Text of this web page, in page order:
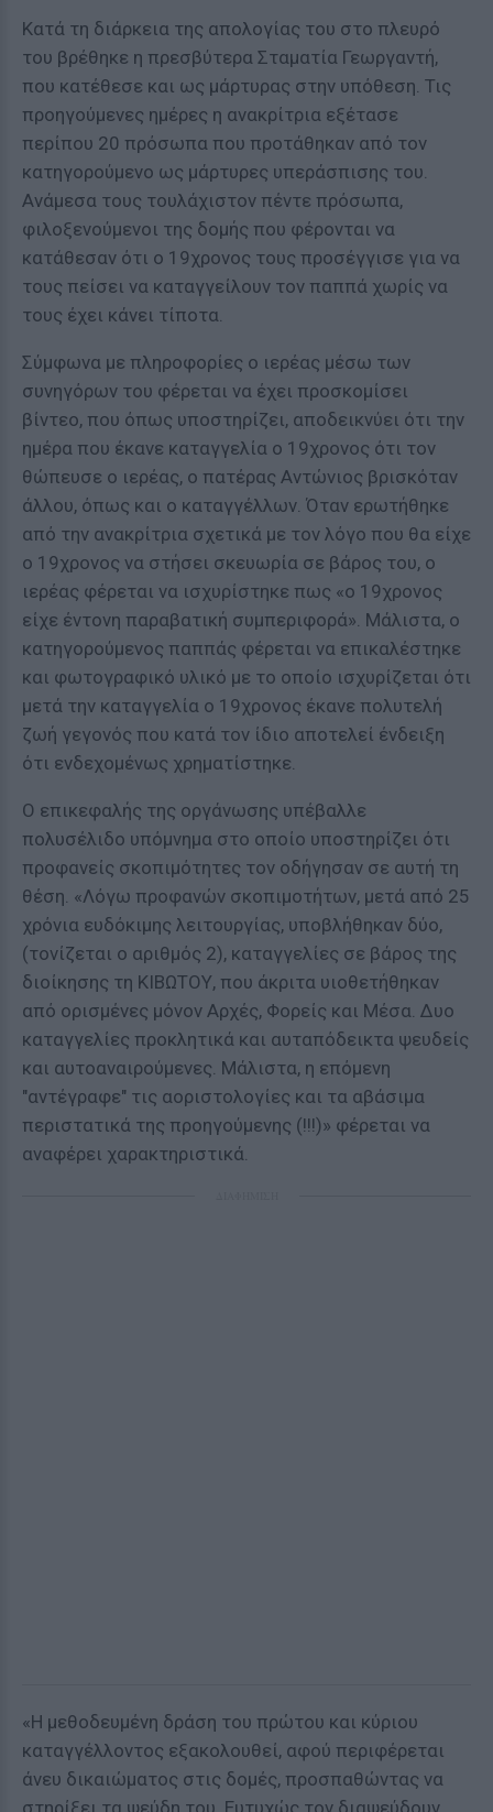
Κατά τη διάρκεια της απολογίας του στο πλευρό
του βρέθηκε η πρεσβύτερα Σταματία Γεωργαντή,
που κατέθεσε και ως μάρτυρας στην υπόθεση. Τις
προηγούμενες ημέρες η ανακρίτρια εξέτασε
περίπου 20 πρόσωπα που προτάθηκαν από τον
κατηγορούμενο ως μάρτυρες υπεράσπισης του.
Ανάμεσα τους τουλάχιστον πέντε πρόσωπα,
φιλοξενούμενοι της δομής που φέρονται να
κατάθεσαν ότι ο 19χρονος τους προσέγγισε για να
τους πείσει να καταγγείλουν τον παππά χωρίς να
τους έχει κάνει τίποτα.
Σύμφωνα με πληροφορίες ο ιερέας μέσω των
συνηγόρων του φέρεται να έχει προσκομίσει
βίντεο, που όπως υποστηρίζει, αποδεικνύει ότι την
ημέρα που έκανε καταγγελία ο 19χρονος ότι τον
θώπευσε ο ιερέας, ο πατέρας Αντώνιος βρισκόταν
άλλου, όπως και ο καταγγέλλων. Όταν ερωτήθηκε
από την ανακρίτρια σχετικά με τον λόγο που θα είχε
ο 19χρονος να στήσει σκευωρία σε βάρος του, ο
ιερέας φέρεται να ισχυρίστηκε πως «ο 19χρονος
είχε έντονη παραβατική συμπεριφορά». Μάλιστα, ο
κατηγορούμενος παππάς φέρεται να επικαλέστηκε
και φωτογραφικό υλικό με το οποίο ισχυρίζεται ότι
μετά την καταγγελία ο 19χρονος έκανε πολυτελή
ζωή γεγονός που κατά τον ίδιο αποτελεί ένδειξη
ότι ενδεχομένως χρηματίστηκε.
Ο επικεφαλής της οργάνωσης υπέβαλλε
πολυσέλιδο υπόμνημα στο οποίο υποστηρίζει ότι
προφανείς σκοπιμότητες τον οδήγησαν σε αυτή τη
θέση. «Λόγω προφανών σκοπιμοτήτων, μετά από 25
χρόνια ευδόκιμης λειτουργίας, υποβλήθηκαν δύο,
(τονίζεται ο αριθμός 2), καταγγελίες σε βάρος της
διοίκησης τη ΚΙΒΩΤΟΥ, που άκριτα υιοθετήθηκαν
από ορισμένες μόνον Αρχές, Φορείς και Μέσα. Δυο
καταγγελίες προκλητικά και αυταπόδεικτα ψευδείς
και αυτοαναιρούμενες. Μάλιστα, η επόμενη
"αντέγραφε" τις αοριστολογίες και τα αβάσιμα
περιστατικά της προηγούμενης (!!!)» φέρεται να
αναφέρει χαρακτηριστικά.
«Η μεθοδευμένη δράση του πρώτου και κύριου
καταγγέλλοντος εξακολουθεί, αφού περιφέρεται
άνευ δικαιώματος στις δομές, προσπαθώντας να
στηρίξει τα ψεύδη του. Ευτυχώς τον διαψεύδουν